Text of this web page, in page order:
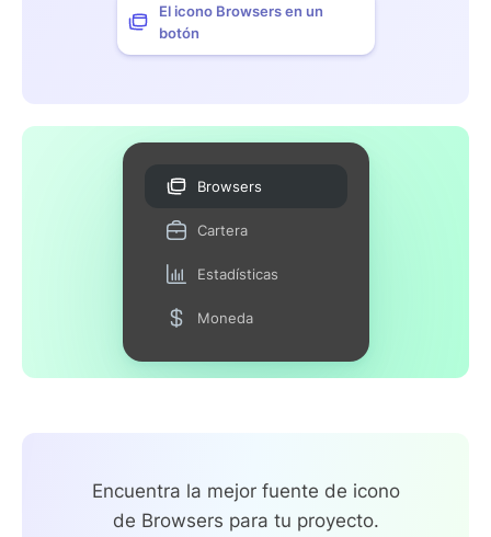
El icono Browsers en un
botón
Browsers
Cartera
Estadísticas
Moneda
Encuentra la mejor fuente de icono
de Browsers para tu proyecto.